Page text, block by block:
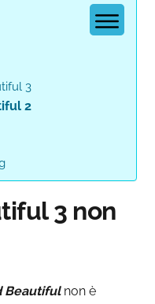
3
2
3 non
Beautiful non è